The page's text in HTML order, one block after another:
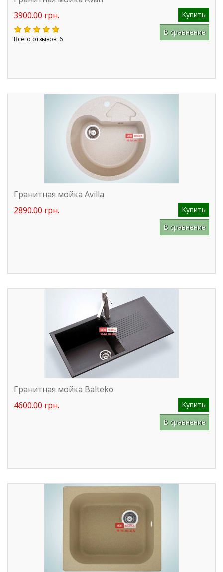
3900.00 грн.
Купить
Всего отзывов: 6
В сравнение
Гранитная мойка Avilla
2890.00 грн.
Купить
В сравнение
Гранитная мойка Balteko
4600.00 грн.
Купить
В сравнение